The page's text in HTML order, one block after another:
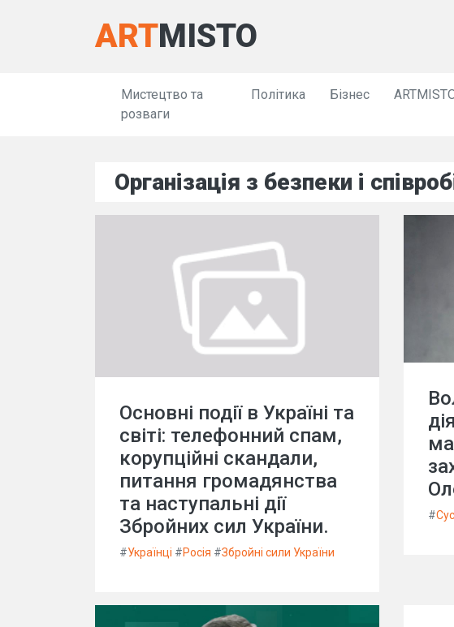
ARTMISTO
Мистецтво та
розваги
Політика Бізнес
Організація з безпеки і
Основні події в Україні та
світі: телефонний спам,
корупційні скандали,
питання громадянства
та наступальні дії
Збройних сил України.
#Українці #Росія #Збройні сили України
#